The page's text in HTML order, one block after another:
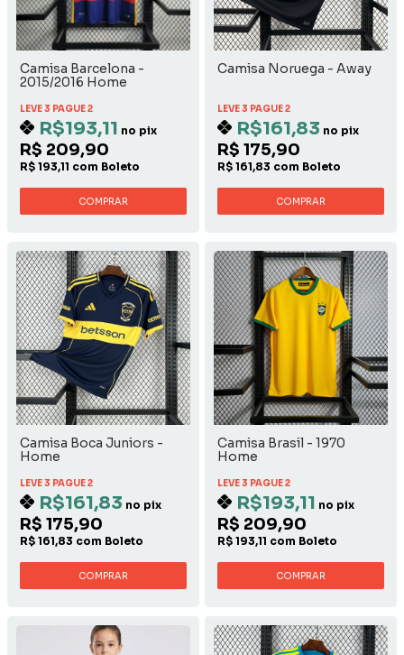
Camisa Barcelona -
2015/2016 Home
LEVE 3 PAGUE 2
R$193,11 no pix
R$ 209,90
R$ 193,11 com Boleto
COMPRAR
Camisa Noruega - Away
LEVE 3 PAGUE 2
R$161,83 no pix
R$ 175,90
R$ 161,83 com Boleto
COMPRAR
Camisa Boca Juniors -
Home
LEVE 3 PAGUE 2
R$161,83 no pix
R$ 175,90
R$ 161,83 com Boleto
COMPRAR
Camisa Brasil - 1970
Home
LEVE 3 PAGUE 2
R$193,11 no pix
R$ 209,90
R$ 193,11 com Boleto
COMPRAR